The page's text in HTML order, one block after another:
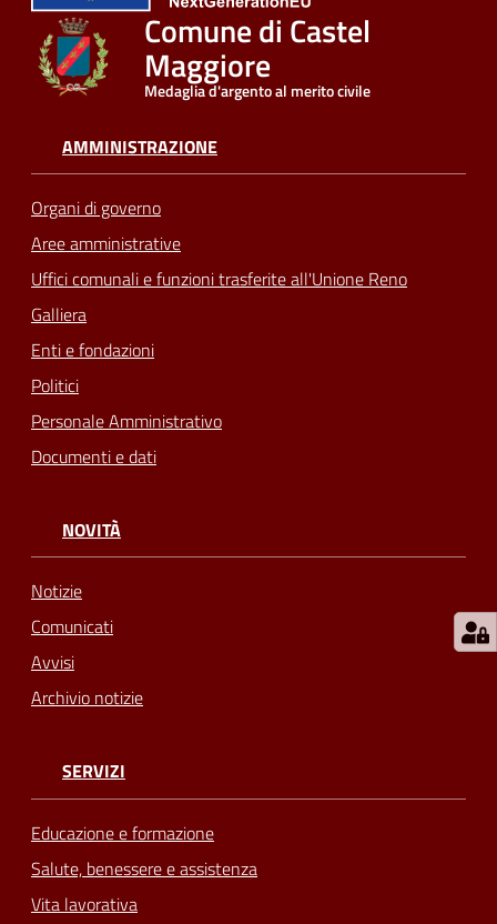
Seguici
su
Comune di Castel
Maggiore
Medaglia d'argento al merito civile
AMMINISTRAZIONE
Organi di governo
Aree amministrative
Uffici comunali e funzioni trasferite all'Unione Reno
Galliera
Enti e fondazioni
Politici
Personale Amministrativo
Documenti e dati
NOVITÀ
Notizie
Comunicati
Avvisi
Archivio notizie
SERVIZI
Educazione e formazione
Salute, benessere e assistenza
Vita lavorativa